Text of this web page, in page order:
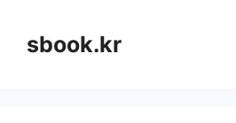
sbook.kr